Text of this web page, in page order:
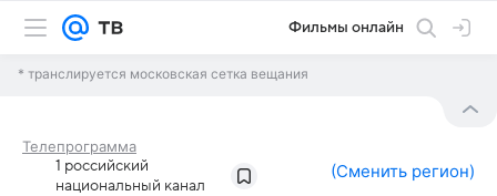
Фильмы онлайн
* транслируется московская сетка вещания
Телепрограмма
1 российский
национальный канал
(Сменить регион)